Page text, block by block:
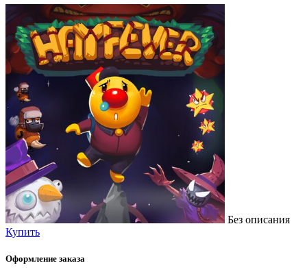
Без описания
Купить
Оформление заказа